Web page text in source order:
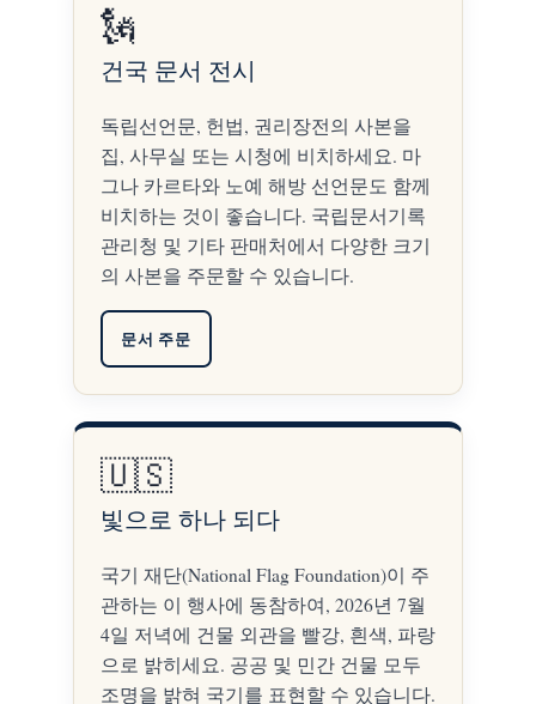
🗽
건국 문서 전시
독립선언문, 헌법, 권리장전의 사본을
집, 사무실 또는 시청에 비치하세요. 마
그나 카르타와 노예 해방 선언문도 함께
비치하는 것이 좋습니다. 국립문서기록
관리청 및 기타 판매처에서 다양한 크기
의 사본을 주문할 수 있습니다.
문서 주문
🇺🇸
빛으로 하나 되다
국기 재단(National Flag Foundation)이 주
관하는 이 행사에 동참하여, 2026년 7월
4일 저녁에 건물 외관을 빨강, 흰색, 파랑
으로 밝히세요. 공공 및 민간 건물 모두
조명을 밝혀 국기를 표현할 수 있습니다.